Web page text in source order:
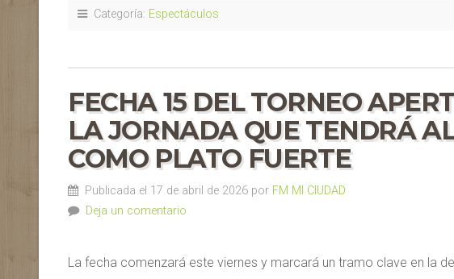
Categoría: Espectáculos
FECHA 15 DEL TORNEO
LA JORNADA QUE TENDRÁ
COMO PLATO FUERTE
Publicada el 17 de abril de 2026 por FM MI CIUDAD
Deja un comentario
La fecha comenzará este viernes y marcará un tramo clave en la